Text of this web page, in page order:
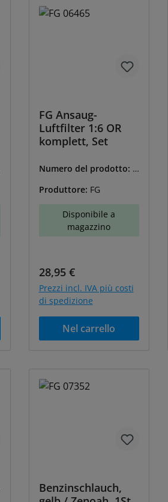
FG Ansaug-
Luftfilter 1:6 OR
komplett, Set
Numero del prodotto: F
Produttore: FG
Disponibile a
magazzino
Prezzo normale:
28,95 €
Prezzi incl. IVA più costi
di spedizione
Nel carrello
Benzinschlauch,